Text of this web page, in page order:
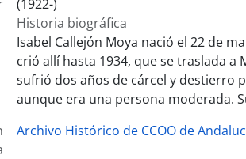
- Entrevista a Dolores Sanisidro Pose
- Entrevista a Consuelo Revilla Delgado
- Entrevista a María Luisa Madrera
- Entrevista a Cándido Jiménez Sánchez
- Entrevista a Jose Francisco Gutiérrez
- Entrevista a Pedro Francisco Baldó
- Entrevista a Paqui Andújar Rodríguez
(1922-)
Historia biográfica
Isabel Callejón Moya nació el 22 de
crió allí hasta 1934, que se traslada a
sufrió dos años de cárcel y destierro
aunque era una persona moderada.
Archivo Histórico de CCOO de